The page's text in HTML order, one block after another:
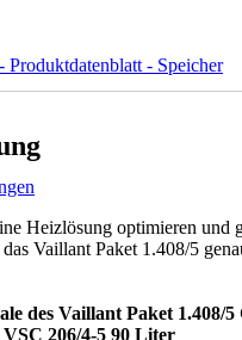
Produktdatenblatt - Speicher
Heizlösung optimieren und
Vaillant Paket 1.408/5
des Vaillant Paket 1.408/
206/4-5 90 Liter